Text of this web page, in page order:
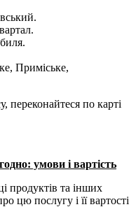
Приміське,
переконайтеся по карті
умови і вартість
продуктів та інших
цю послугу і її вартості